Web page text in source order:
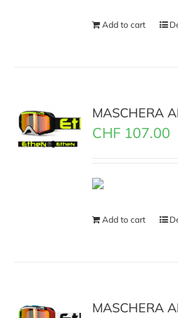
Add to cart
MASCHERA
CHF 107.00
Add to cart
MASCHERA